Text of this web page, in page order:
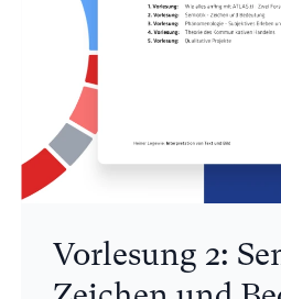
Vorlesung 2: